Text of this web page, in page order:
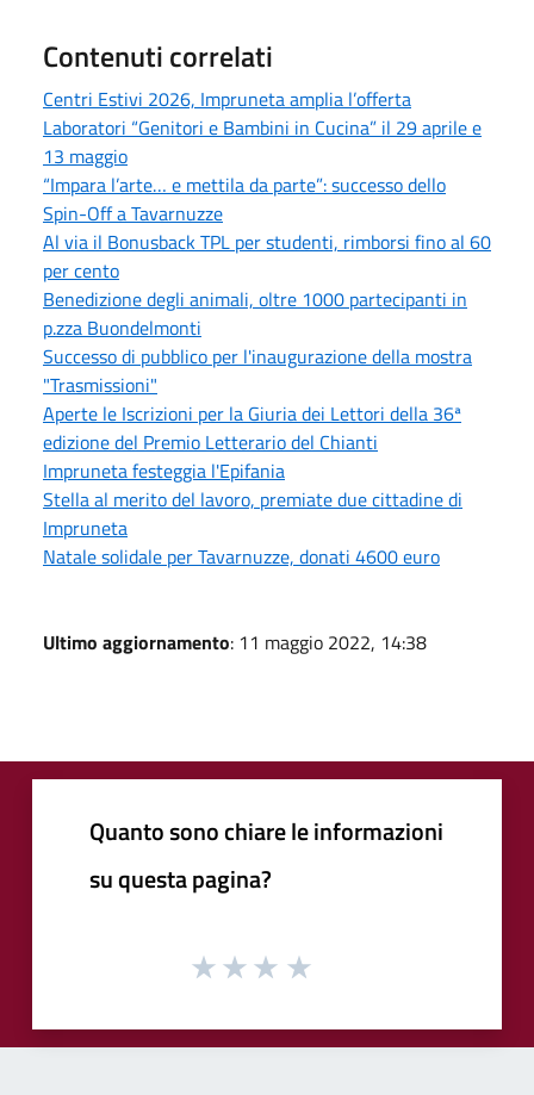
Contenuti correlati
Centri Estivi 2026, Impruneta amplia l’offerta
Laboratori “Genitori e Bambini in Cucina” il 29 aprile e
13 maggio
“Impara l’arte… e mettila da parte”: successo dello
Spin-Off a Tavarnuzze
Al via il Bonusback TPL per studenti, rimborsi fino al 60
per cento
Benedizione degli animali, oltre 1000 partecipanti in
p.zza Buondelmonti
Successo di pubblico per l'inaugurazione della mostra
"Trasmissioni"
Aperte le Iscrizioni per la Giuria dei Lettori della 36ª
edizione del Premio Letterario del Chianti
Impruneta festeggia l'Epifania
Stella al merito del lavoro, premiate due cittadine di
Impruneta
Natale solidale per Tavarnuzze, donati 4600 euro
Ultimo aggiornamento: 11 maggio 2022, 14:38
Quanto sono chiare le informazioni
su questa pagina?